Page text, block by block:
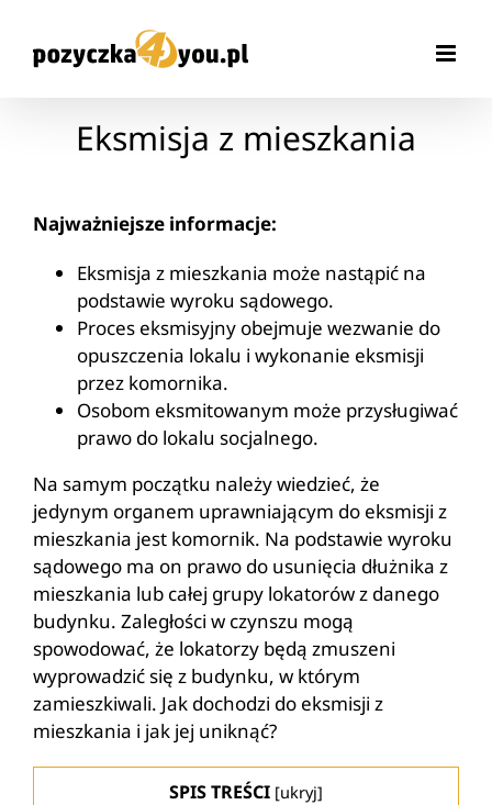
zawartości
Eksmisja z mieszkania
Najważniejsze informacje:
Eksmisja z mieszkania może nastąpić na
podstawie wyroku sądowego.
Proces eksmisyjny obejmuje wezwanie do
opuszczenia lokalu i wykonanie eksmisji
przez komornika.
Osobom eksmitowanym może przysługiwać
prawo do lokalu socjalnego.
Na samym początku należy wiedzieć, że
jedynym organem uprawniającym do eksmisji z
mieszkania jest komornik. Na podstawie wyroku
sądowego ma on prawo do usunięcia dłużnika z
mieszkania lub całej grupy lokatorów z danego
budynku. Zaległości w czynszu mogą
spowodować, że lokatorzy będą zmuszeni
wyprowadzić się z budynku, w którym
zamieszkiwali. Jak dochodzi do eksmisji z
mieszkania i jak jej uniknąć?
SPIS TREŚCI [ukryj]